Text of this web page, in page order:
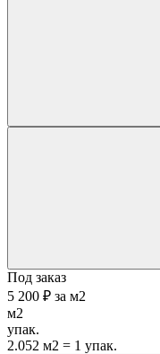
Под заказ
5 200 ₽ за м2
м2
упак.
2.052 м2 = 1 упак.